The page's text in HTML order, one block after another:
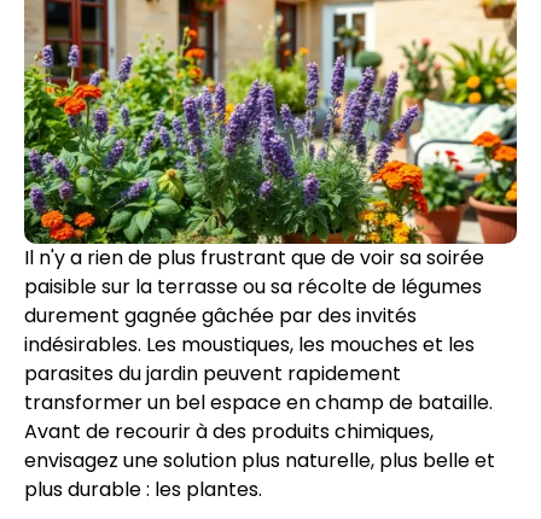
Il n'y a rien de plus frustrant que de voir sa soirée
paisible sur la terrasse ou sa récolte de légumes
durement gagnée gâchée par des invités
indésirables. Les moustiques, les mouches et les
parasites du jardin peuvent rapidement
transformer un bel espace en champ de bataille.
Avant de recourir à des produits chimiques,
envisagez une solution plus naturelle, plus belle et
plus durable : les plantes.